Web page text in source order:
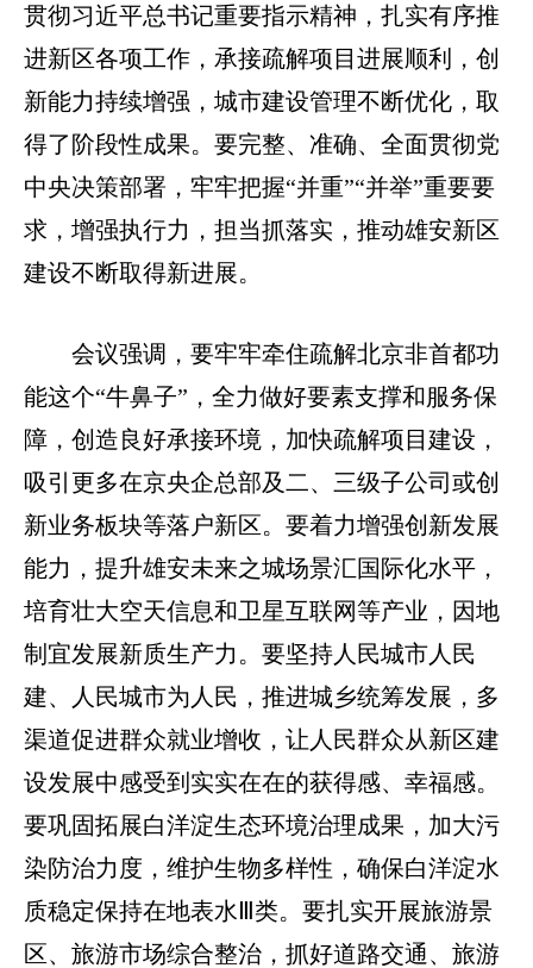
贯彻习近平总书记重要指示精神，扎实有序推
进新区各项工作，承接疏解项目进展顺利，创
新能力持续增强，城市建设管理不断优化，取
得了阶段性成果。要完整、准确、全面贯彻党
中央决策部署，牢牢把握“并重”“并举”重要要
求，增强执行力，担当抓落实，推动雄安新区
建设不断取得新进展。
会议强调，要牢牢牵住疏解北京非首都功
能这个“牛鼻子”，全力做好要素支撑和服务保
障，创造良好承接环境，加快疏解项目建设，
吸引更多在京央企总部及二、三级子公司或创
新业务板块等落户新区。要着力增强创新发展
能力，提升雄安未来之城场景汇国际化水平，
培育壮大空天信息和卫星互联网等产业，因地
制宜发展新质生产力。要坚持人民城市人民
建、人民城市为人民，推进城乡统筹发展，多
渠道促进群众就业增收，让人民群众从新区建
设发展中感受到实实在在的获得感、幸福感。
要巩固拓展白洋淀生态环境治理成果，加大污
染防治力度，维护生物多样性，确保白洋淀水
质稳定保持在地表水Ⅲ类。要扎实开展旅游景
区、旅游市场综合整治，抓好道路交通、旅游